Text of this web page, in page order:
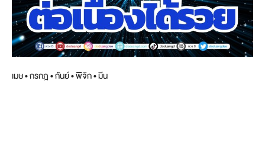
เมษ • กรกฎ • กันย์ • พิจิก • มีน